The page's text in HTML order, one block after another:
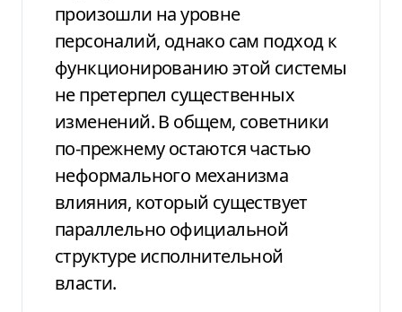
произошли на уровне
персоналий, однако сам подход к
функционированию этой системы
не претерпел существенных
изменений. В общем, советники
по-прежнему остаются частью
неформального механизма
влияния, который существует
параллельно официальной
структуре исполнительной
власти.